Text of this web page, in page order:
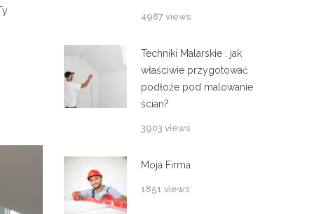
4987 views
Techniki Malarskie : jak
właściwie przygotować
podłoże pod malowanie
ścian?
3903 views
Moja Firma
1851 views